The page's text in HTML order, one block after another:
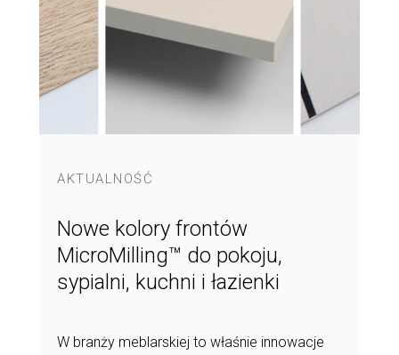
AKTUALNOŚĆ
Nowe kolory frontów
MicroMilling™ do pokoju,
sypialni, kuchni i łazienki
W branży meblarskiej to właśnie innowacje